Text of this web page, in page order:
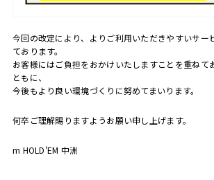
今回の改定により、よりご利用いただきやすいサー
ております。
お客様にはご負担をおかけいたしますことを重ねて
ともに、
今後もより良い環境づくりに努めてまいります。
何卒ご理解賜りますようお願い申し上げます。
m HOLD'EM 中洲